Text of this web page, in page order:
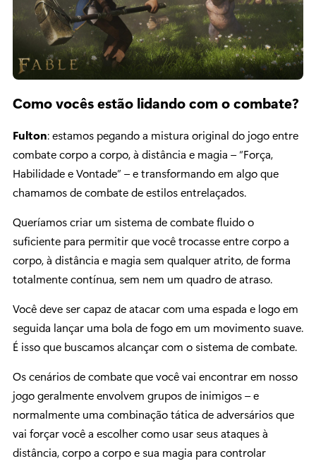
Como vocês estão lidando com o combate?
Fulton: estamos pegando a mistura original do jogo entre
combate corpo a corpo, à distância e magia – “Força,
Habilidade e Vontade” – e transformando em algo que
chamamos de combate de estilos entrelaçados.
Queríamos criar um sistema de combate fluido o
suficiente para permitir que você trocasse entre corpo a
corpo, à distância e magia sem qualquer atrito, de forma
totalmente contínua, sem nem um quadro de atraso.
Você deve ser capaz de atacar com uma espada e logo em
seguida lançar uma bola de fogo em um movimento suave.
É isso que buscamos alcançar com o sistema de combate.
Os cenários de combate que você vai encontrar em nosso
jogo geralmente envolvem grupos de inimigos – e
normalmente uma combinação tática de adversários que
vai forçar você a escolher como usar seus ataques à
distância, corpo a corpo e sua magia para controlar